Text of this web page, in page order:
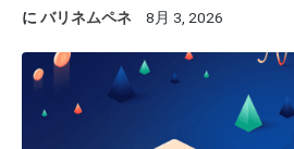
にバリネムペネ 8月 3, 2026